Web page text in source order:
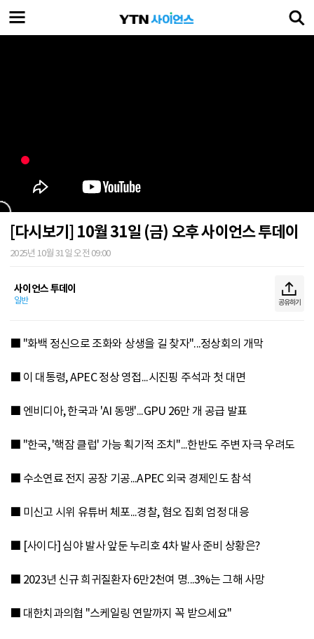
[다시보기] 10월 31일 (금) 오후 사이언스 투데이
2025년 10월 31일 오전 09:00
사이언스 투데이
일반 공유하기
■ "화백 정신으로 조화와 상생을 길 찾자"...정상회의 개막
■ 이 대통령, APEC 정상 영접...시진핑 주석과 첫 대면
■ 엔비디아, 한국과 'AI 동맹'...GPU 26만 개 공급 발표
■ "한국, '핵잠 클럽' 가능 획기적 조치"...한반도 주변 자극 우려도
■ 수소연료 전지 공장 기공...APEC 외국 경제인도 참석
■ 미신고 시위 유튜버 체포...경찰, 혐오 집회 엄정 대응
■ [사이다] 심야 발사 앞둔 누리호 4차 발사 준비 상황은?
■ 2023년 신규 희귀질환자 6만2천여 명...3%는 그해 사망
■ 대한치과의협 "스케일링 연말까지 꼭 받으세요"